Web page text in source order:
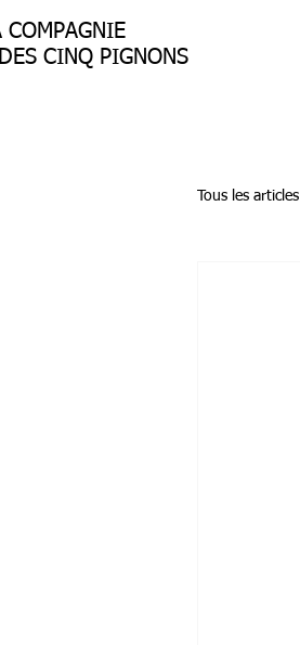
COMPAGNIE
CINQ PIGNONS
Tous les articles